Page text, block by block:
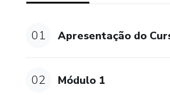
01 Apresentação do
02 Módulo 1